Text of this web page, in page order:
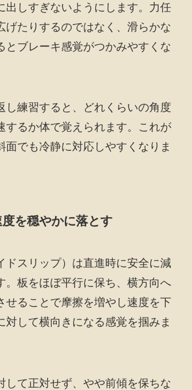
出しすぎないようにします。力任
げたりするのではなく、滑らかな
とブレーキ感覚がつかみやすくな
し練習すると、どれくらいの角度
するか体で覚えられます。これが
面でも冷静に対応しやすくなりま
を穏やかに落とす
ドスリップ）は直進時に安全に減
。板をほぼ平行に保ち、横方向へ
せることで摩擦を増やし速度を下
対して横向きになる感覚を掴みま
して正対せず、やや前傾を保ちな